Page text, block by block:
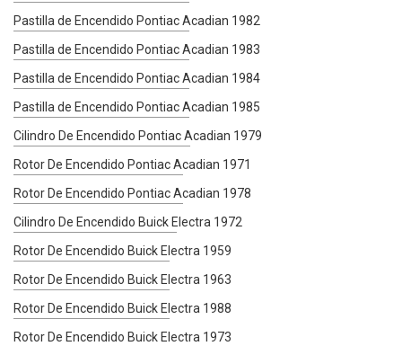
Pastilla de Encendido Pontiac Acadian 1982
Pastilla de Encendido Pontiac Acadian 1983
Pastilla de Encendido Pontiac Acadian 1984
Pastilla de Encendido Pontiac Acadian 1985
Cilindro De Encendido Pontiac Acadian 1979
Rotor De Encendido Pontiac Acadian 1971
Rotor De Encendido Pontiac Acadian 1978
Cilindro De Encendido Buick Electra 1972
Rotor De Encendido Buick Electra 1959
Rotor De Encendido Buick Electra 1963
Rotor De Encendido Buick Electra 1988
Rotor De Encendido Buick Electra 1973